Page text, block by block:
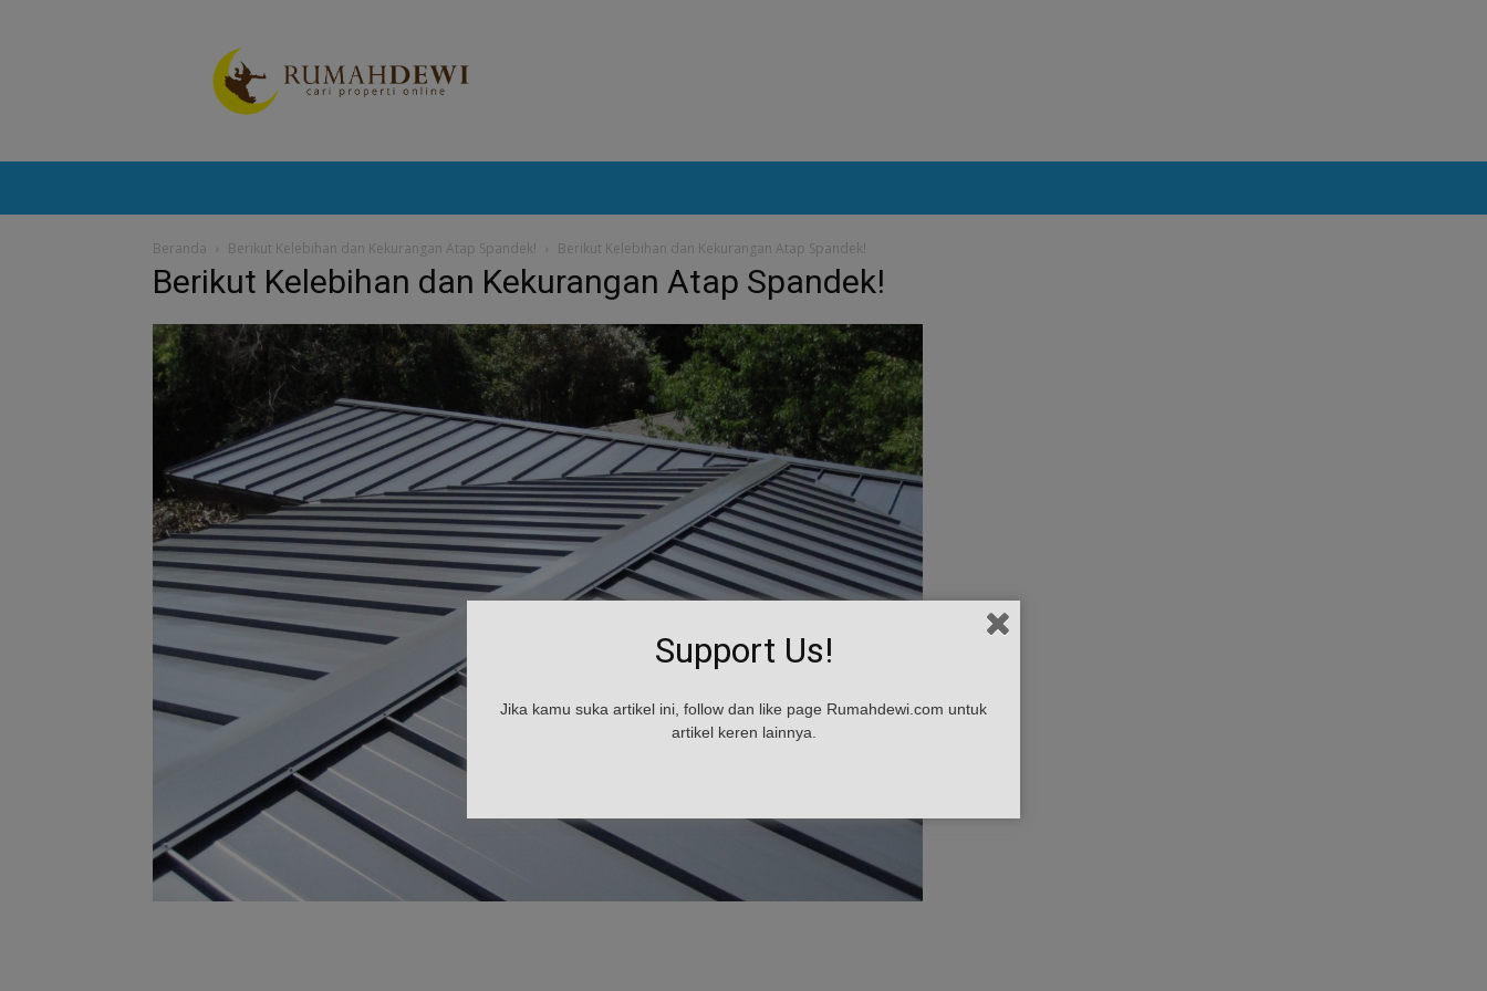
Berita
Properti
Terkini
Beranda Berikut Kelebihan dan Kekurangan Atap Spandek! Berikut Kelebihan dan Kekurangan Atap Spandek!
Berikut Kelebihan dan Kekurangan Atap Spandek!
Support Us!
Jika kamu suka artikel ini, follow dan like page Rumahdewi.com untuk
artikel keren lainnya.